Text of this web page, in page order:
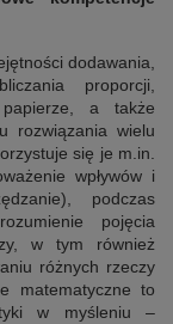
dodawania,
proporcji,
a także
rozwiązania wielu
się je m.in.
wpływów i
podczas
pojęcia
w tym również
różnych rzeczy
matematyczne to
w myśleniu –